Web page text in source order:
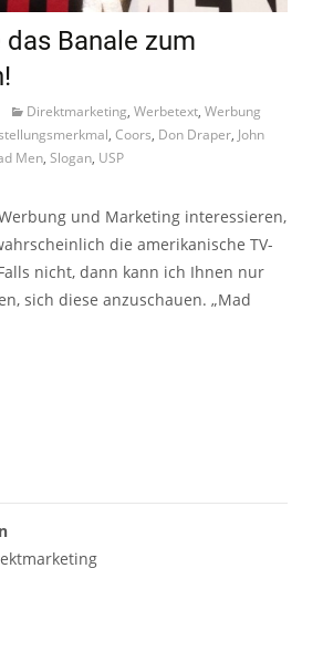
das Banale zum
Direktmarketing, Werbetext, Werbung
, Coors, Don Draper, John
Men, Slogan, USP
und Marketing interessieren,
die amerikanische TV-
nicht, dann kann ich Ihnen nur
sich diese anzuschauen. „Mad